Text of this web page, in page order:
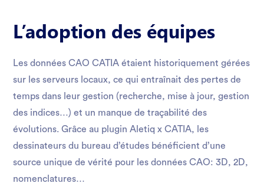
L’adoption des équipes
Les données CAO CATIA étaient historiquement gérées
sur les serveurs locaux, ce qui entraînait des pertes de
temps dans leur gestion (recherche, mise à jour, gestion
des indices…) et un manque de traçabilité des
évolutions. Grâce au plugin Aletiq x CATIA, les
dessinateurs du bureau d’études bénéficient d’une
source unique de vérité pour les données CAO: 3D, 2D,
nomenclatures…